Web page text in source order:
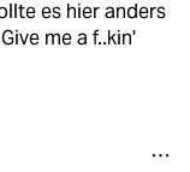
es hier anders
me a f..kin'